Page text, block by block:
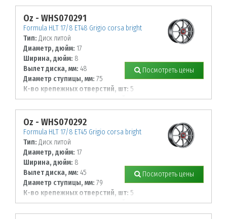
110
Oz - WHS070291
Formula HLT 17/8 ET48 Grigio corsa bright
Тип: Диск литой
Диаметр, дюйм: 17
Ширина, дюйм: 8
Вылет диска, мм: 48
Диаметр ступицы, мм: 75
К-во крепежных отверстий, шт: 5
Диаметр располож. отверстий, мм:
112
Посмотреть цены
Oz - WHS070292
Formula HLT 17/8 ET45 Grigio corsa bright
Тип: Диск литой
Диаметр, дюйм: 17
Ширина, дюйм: 8
Вылет диска, мм: 45
Диаметр ступицы, мм: 79
К-во крепежных отверстий, шт: 5
Диаметр располож. отверстий, мм:
120
Посмотреть цены